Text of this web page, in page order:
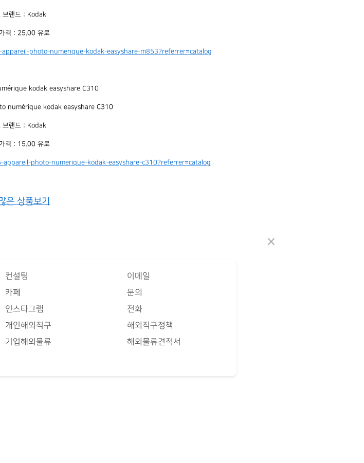
브랜드 : Kodak
격 : 25.00 유로
photo-numerique-kodak-easyshare-m853?referrer=catalog
numérique kodak easyshare C310
브랜드 : Kodak
격 : 15.00 유로
photo-numerique-kodak-easyshare-c310?referrer=catalog
은 상품보기
×
컨설팅
카페
인스타그램
개인해외직구
기업해외물류
이메일
문의
전화
해외직구정책
해외물류견적서